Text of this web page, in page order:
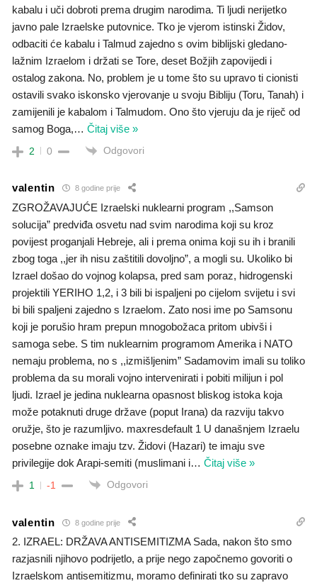
kabalu i uči dobroti prema drugim narodima. Ti ljudi nerijetko
javno pale Izraelske putovnice. Tko je vjerom istinski Židov,
odbaciti će kabalu i Talmud zajedno s ovim biblijski gledano-
lažnim Izraelom i držati se Tore, deset Božjih zapovijedi i
ostalog zakona. No, problem je u tome što su upravo ti cionisti
ostavili svako iskonsko vjerovanje u svoju Bibliju (Toru, Tanah) i
zamijenili je kabalom i Talmudom. Ono što vjeruju da je riječ od
samog Boga,… Čitaj više »
2 0 Odgovori
valentin 8 godine prije
ZGROŽAVAJUĆE Izraelski nuklearni program ,,Samson
solucija” predviđa osvetu nad svim narodima koji su kroz
povijest proganjali Hebreje, ali i prema onima koji su ih i branili
zbog toga ,,jer ih nisu zaštitili dovoljno”, a mogli su. Ukoliko bi
Izrael došao do vojnog kolapsa, pred sam poraz, hidrogenski
projektili YERIHO 1,2, i 3 bili bi ispaljeni po cijelom svijetu i svi
bi bili spaljeni zajedno s Izraelom. Zato nosi ime po Samsonu
koji je porušio hram prepun mnogobožaca pritom ubivši i
samoga sebe. S tim nuklearnim programom Amerika i NATO
nemaju problema, no s ,,izmišljenim” Sadamovim imali su toliko
problema da su morali vojno intervenirati i pobiti milijun i pol
ljudi. Izrael je jedina nuklearna opasnost bliskog istoka koja
može potaknuti druge države (poput Irana) da razviju takvo
oružje, što je razumljivo. maxresdefault 1 U današnjem Izraelu
posebne oznake imaju tzv. Židovi (Hazari) te imaju sve
privilegije dok Arapi-semiti (muslimani i… Čitaj više »
1 -1 Odgovori
valentin 8 godine prije
2. IZRAEL: DRŽAVA ANTISEMITIZMA Sada, nakon što smo
razjasnili njihovo podrijetlo, a prije nego započnemo govoriti o
Izraelskom antisemitizmu, moramo definirati tko su zapravo